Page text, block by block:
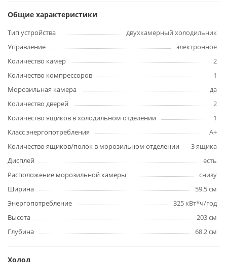
Общие характеристики
Тип устройства
двухкамерный холодильник
Управление
электронное
Количество камер
2
Количество компрессоров
1
Морозильная камера
да
Количество дверей
2
Количество ящиков в холодильном отделении
1
Класс энергопотребления
A+
Количество ящиков/полок в морозильном отделении
3 ящика
Дисплей
есть
Расположение морозильной камеры
снизу
Ширина
59.5 см
Энергопотребление
325 кВт*ч/год
Высота
203 см
Глубина
68.2 см
Холод